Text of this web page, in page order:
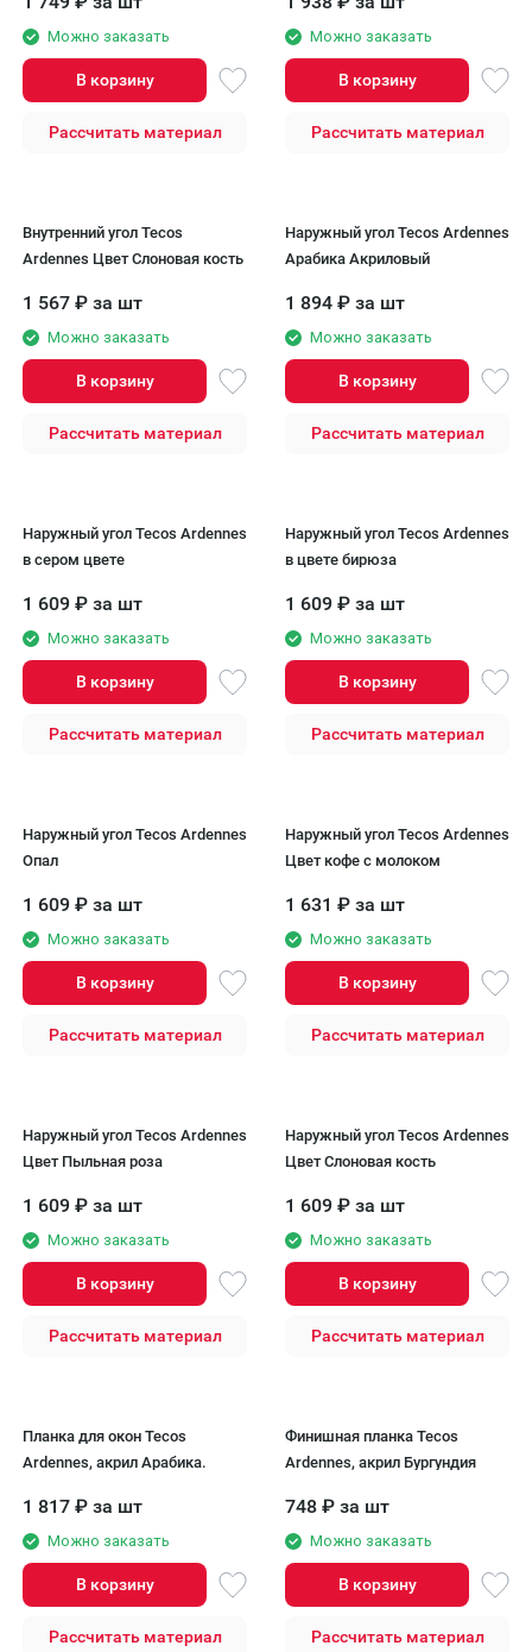
Можно заказать
В корзину
Рассчитать материал
Можно заказать
В корзину
Рассчитать материал
Внутренний угол Tecos
Ardennes Цвет Слоновая кость
1 567 ₽ за шт
Можно заказать
В корзину
Рассчитать материал
Наружный угол Tecos Ardennes
Арабика Акриловый
1 894 ₽ за шт
Можно заказать
В корзину
Рассчитать материал
Наружный угол Tecos Ardennes
в сером цвете
1 609 ₽ за шт
Можно заказать
В корзину
Рассчитать материал
Наружный угол Tecos Ardennes
в цвете бирюза
1 609 ₽ за шт
Можно заказать
В корзину
Рассчитать материал
Наружный угол Tecos Ardennes
Опал
1 609 ₽ за шт
Можно заказать
В корзину
Рассчитать материал
Наружный угол Tecos Ardennes
Цвет кофе с молоком
1 631 ₽ за шт
Можно заказать
В корзину
Рассчитать материал
Наружный угол Tecos Ardennes
Цвет Пыльная роза
1 609 ₽ за шт
Можно заказать
В корзину
Рассчитать материал
Наружный угол Tecos Ardennes
Цвет Слоновая кость
1 609 ₽ за шт
Можно заказать
В корзину
Рассчитать материал
Планка для окон Tecos
Ardennes, акрил Арабика.
1 817 ₽ за шт
Можно заказать
В корзину
Рассчитать материал
Финишная планка Tecos
Ardennes, акрил Бургундия
748 ₽ за шт
Можно заказать
В корзину
Рассчитать материал